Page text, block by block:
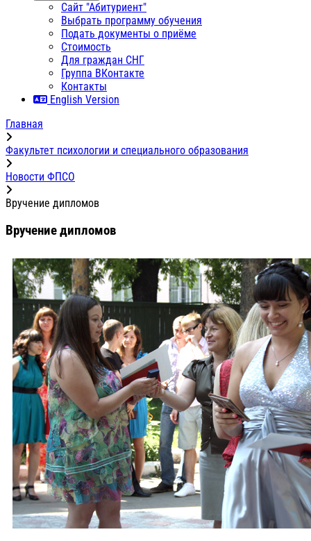
Сайт "Абитуриент"
Выбрать программу обучения
Подать документы о приёме
Стоимость
Для граждан СНГ
Группа ВКонтакте
Контакты
English Version
Главная
Факультет психологии и специального образования
Новости ФПСО
Вручение дипломов
Вручение дипломов